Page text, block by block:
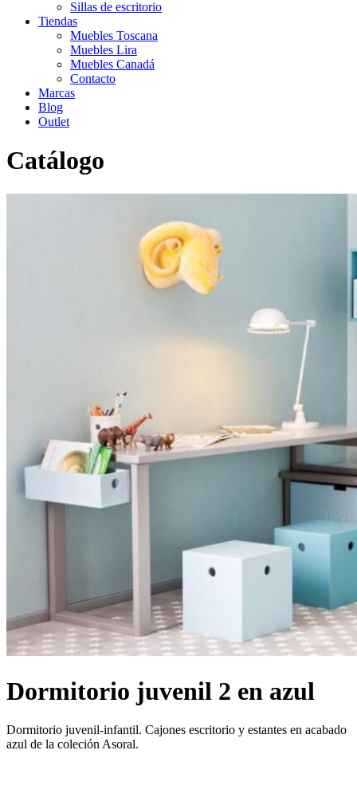
Sillas de escritorio
Tiendas
Muebles Toscana
Muebles Lira
Muebles Canadá
Contacto
Marcas
Blog
Outlet
Catálogo
Dormitorio juvenil 2 en azul
Dormitorio juvenil-infantil. Cajones escritorio y estantes en acabado
azul de la coleción Asoral.